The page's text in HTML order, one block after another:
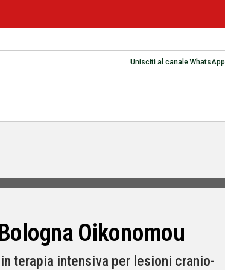
Unisciti al canale WhatsApp
Oikonomou
terapia intensiva per lesioni cranio-